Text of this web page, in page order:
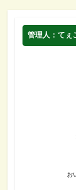
管理人：てぇ
お